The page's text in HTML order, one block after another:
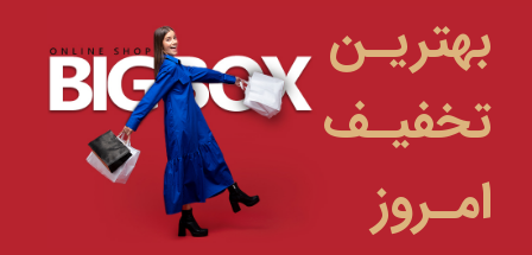
بهتریـن
تخفیـف
امـروز